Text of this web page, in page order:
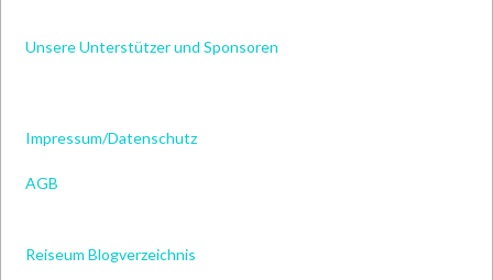
Unsere Unterstützer und Sponsoren
Impressum/Datenschutz
AGB
Reiseum Blogverzeichnis